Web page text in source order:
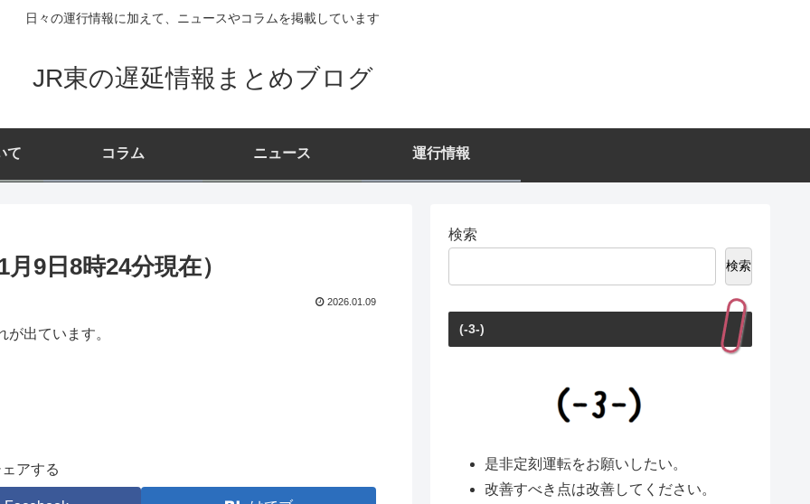
日々の運行情報に加えて、ニュースやコラムを掲載しています
JR東の遅延情報まとめブログ
て コラム ニュース 運行情報
9日8時24分現在）
2026.01.09
出ています。
ェアする
検索
検索
(-3-)
是非定刻運転をお願いしたい。
改善すべき点は改善してください。